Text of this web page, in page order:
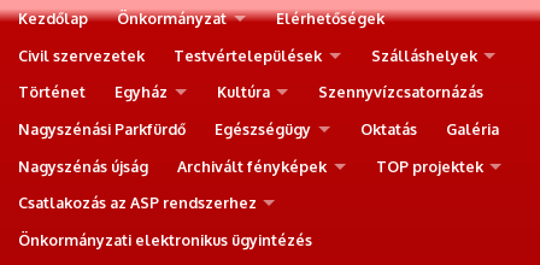
Kezdőlap Önkormányzat
Elérhetőségek
Civil szervezetek
Testvértelepülések
Szálláshelyek
Történet
Egyház Kultúra
Szennyvízcsatornázás
Nagyszénási Parkfürdő
Egészségügy Oktatás
Galéria
Nagyszénás újság
Archivált fényképek
TOP projektek
Csatlakozás az ASP rendszerhez
Önkormányzati elektronikus ügyintézés